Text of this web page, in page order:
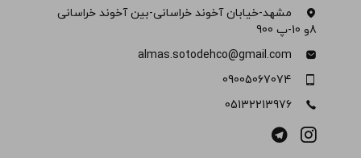
مشهد-خیابان آخوند خراسانی-بین آخوند خراسانی
8و 10-پ 900
almas.sotodehco@gmail.com
09005067074
05132213976